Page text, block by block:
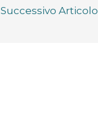
Successivo Articolo